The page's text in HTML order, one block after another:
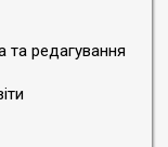
редагування